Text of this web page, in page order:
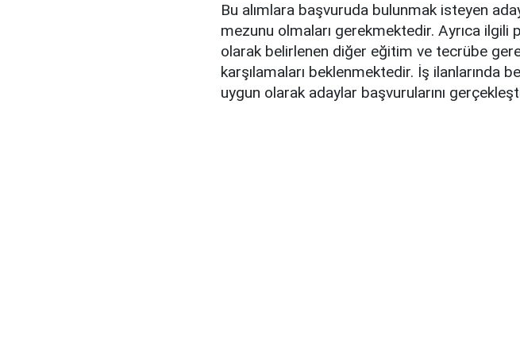
Bu alımlara başvuruda bulunmak isteyen
mezunu olmaları gerekmektedir. Ayrıca ilgili
olarak belirlenen diğer eğitim ve tecrübe
karşılamaları beklenmektedir. İş ilanlarında
uygun olarak adaylar başvurularını